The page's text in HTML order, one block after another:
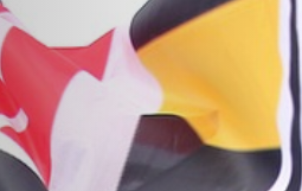
COMMUNITY
BUSINESS CLUB
MATCHDINERS
CLUBAPP